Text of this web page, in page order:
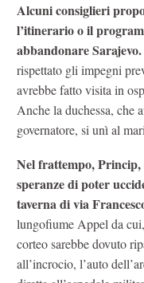
Alcuni consiglieri
l’itinerario o il
abbandonare Sarajevo.
rispettato gli impegni
avrebbe fatto visita in
Anche la duchessa, che
governatore, si unì al
Nel frattempo, Princip,
speranze di poter
taverna di via
lungofiume Appel da
corteo sarebbe dovuto
all’incrocio, l’auto